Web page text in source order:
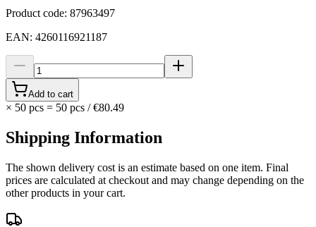
Product code: 87963497
EAN: 4260116921187
Add to cart
× 50 pcs = 50 pcs / €80.49
Shipping Information
The shown delivery cost is an estimate based on one item. Final
prices are calculated at checkout and may change depending on the
other products in your cart.